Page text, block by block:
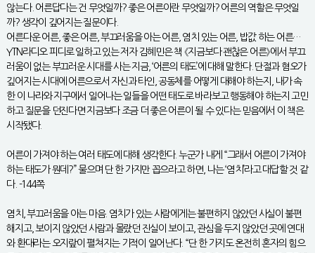
않는다. 어른답다는 건 무엇일까? 좋은 어른이란 무엇일까? 어른의 역할은 무엇일
까? 생각이 깊어지는 질문이다.
어른다운 어른, 좋은 어른, 부끄러움을 아는 어른, 염치 있는 어른, 밥값 하는 어른…
YTN라디오 피디로 일하고 있는 저자 김혜민은 책 《지금보다 괜찮은 어른》에서 부끄
러움이 없는 부끄러운 시대를 사는 지금, ‘어른의 태도’에 대해 말한다. 단절과 혐오가
깊어지는 시대에 어른으로서 자신과 타인, 공동체를 어떻게 대해야 하는지, 내가 속
한 이 나라와 지구에서 일어나는 일들을 어떤 태도로 바라보고 행동해야 하는지 고민
하고 질문을 던진다면 지금보다 조금 더 좋은 어른이 될 수 있다는 믿음에서 이 책은
시작됐다.
어른이 가져야 하는 여러 태도에 대해 생각한다. 누군가 내게 “그래서 어른이 가져야
하는 태도가 뭔데?” 물으며 단 한 가지만 꼽으라고 하면, 나는 ‘염치’라고 대답할 것 같
다. -144쪽
염치, 부끄러움을 아는 마음. 염치가 있는 사람에게는 불편하지 않았던 사실이 불편
해지고, 보이지 않았던 사람과 몰랐던 진실이 보이고, 관심을 두지 않았던 곳에 연대
와 환대라는 오지랖이 펼쳐지는 기적이 일어난다. “단 한 가지도 온전히 혼자의 힘으